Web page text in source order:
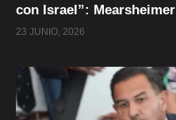
con Israel”: Mearsheimer
23 JUNIO, 2026